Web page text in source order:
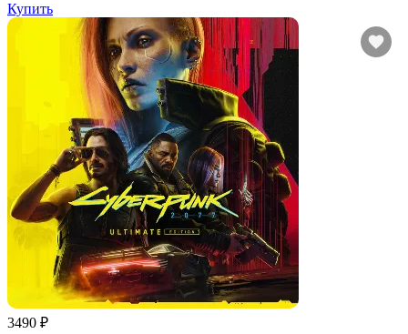
Купить
3490 ₽